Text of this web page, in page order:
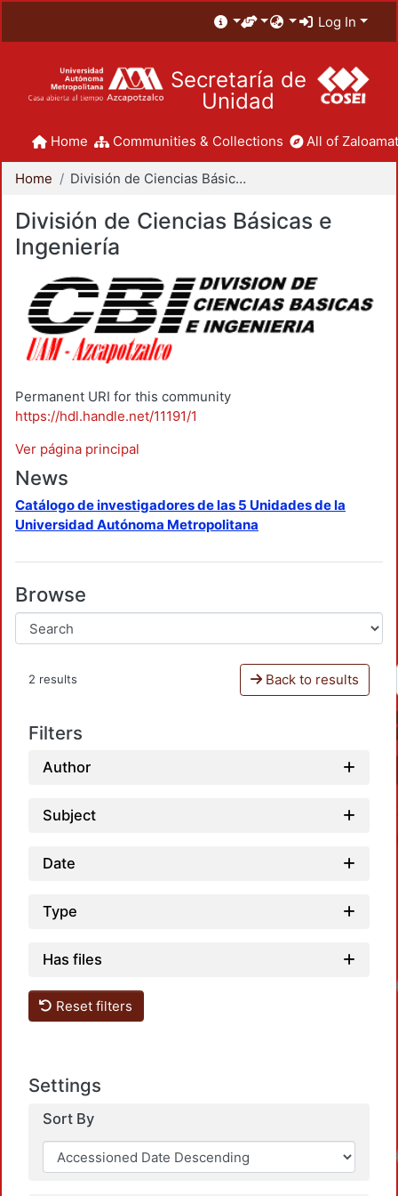
Log In
Secretaría de
Unidad
Home Communities & Collections All of
Home División de Ciencias Básicas e Ingeniería
División de Ciencias Básicas e
Ingeniería
Permanent URI for this community
https://hdl.handle.net/11191/1
Ver página principal
News
Catálogo de investigadores de las 5 Unidades de la
Universidad Autónoma Metropolitana
Browse
2 results Back to results
Filters
Author
Subject
Date
Type
Has files
Reset filters
Settings
Sort By